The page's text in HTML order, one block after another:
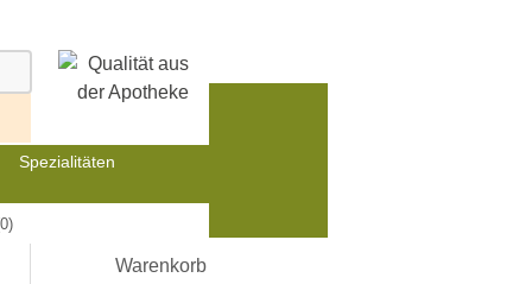
Spezialitäten
Warenkorb